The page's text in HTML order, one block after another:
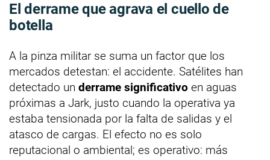
El derrame que agrava el cuello de
botella
A la pinza militar se suma un factor que los
mercados detestan: el accidente. Satélites han
detectado un derrame significativo en aguas
próximas a Jark, justo cuando la operativa ya
estaba tensionada por la falta de salidas y el
atasco de cargas. El efecto no es solo
reputacional o ambiental; es operativo: más